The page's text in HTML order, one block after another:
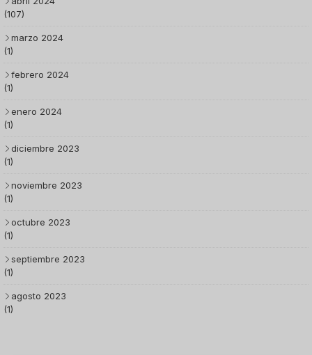
(107)
marzo 2024
(1)
febrero 2024
(1)
enero 2024
(1)
diciembre 2023
(1)
noviembre 2023
(1)
octubre 2023
(1)
septiembre 2023
(1)
agosto 2023
(1)